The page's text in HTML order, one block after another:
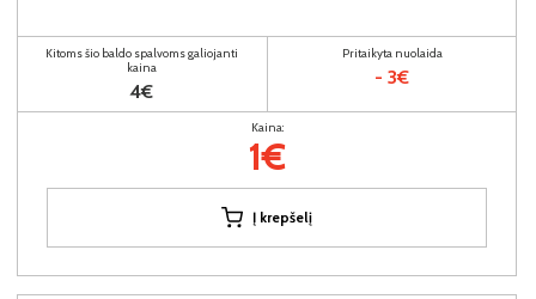
Kitoms šio baldo spalvoms galiojanti
kaina
4€
Pritaikyta nuolaida
- 3€
Kaina:
1€
Į krepšelį